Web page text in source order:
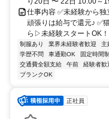
仕事内容 ✅未経験から
頑張りは給与で還元♪ ✅
ら▷未経験スタートOK
制服あり 業界未経験者歓迎 主
学歴不問
車通勤OK 固定時間制
交通費全額支給
午前 経験者歓
ブランクOK
正社員